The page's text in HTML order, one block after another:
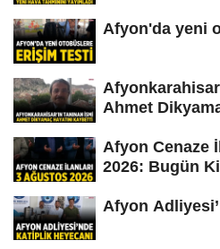
Afyon'da yeni
Ahmet
Afyon Cenaze
2026: Bugün
Afyon